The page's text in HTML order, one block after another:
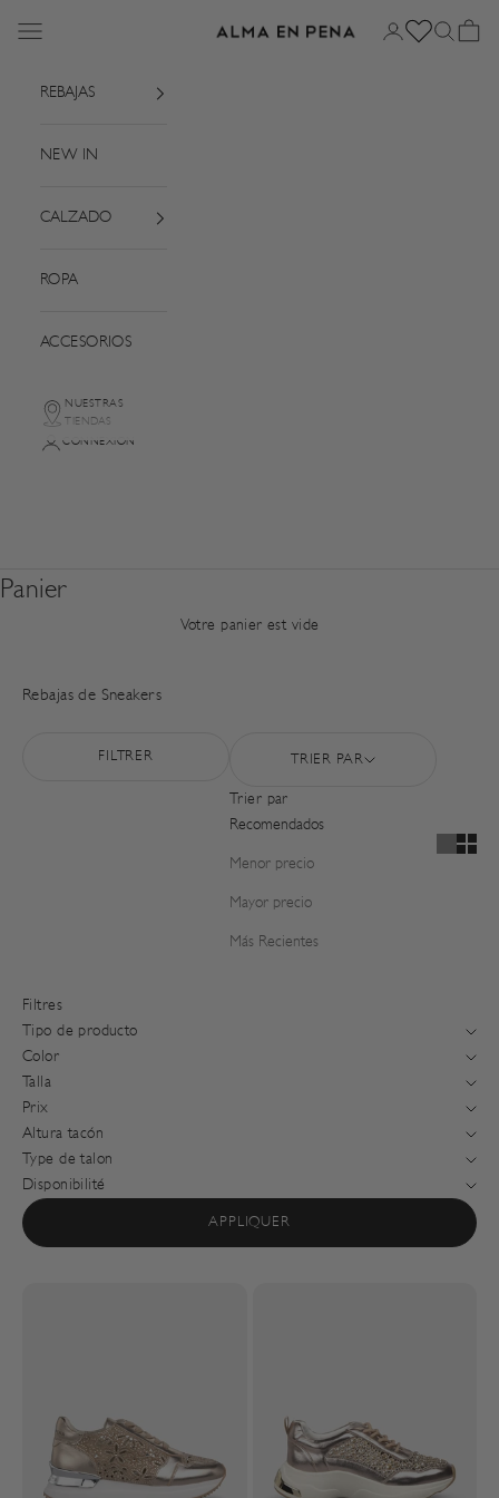
Alma en Pena
Menu Connexion Panier
REBAJAS
NEW IN
CALZADO
ROPA
ACCESORIOS
NUESTRAS
TIENDAS
CONNEXION
Panier
Votre panier est vide
Rebajas de Sneakers
FILTRER TRIER PAR
Trier par
Recomendados
Menor precio
Mayor precio
Más Recientes
Filtres
Tipo de producto
Color
Talla
Prix
Altura tacón
Type de talon
Disponibilité
APPLIQUER